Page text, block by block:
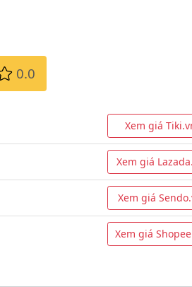
0.0
Xem giá
Xem giá
Xem giá
Xem giá